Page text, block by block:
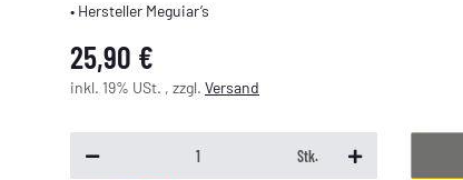
• Hersteller Meguiar’s
25,90 €
inkl. 19% USt. , zzgl. Versand
Stk.